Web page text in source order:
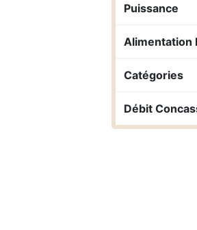
Puissance
Alimentation
Catégories
Débit